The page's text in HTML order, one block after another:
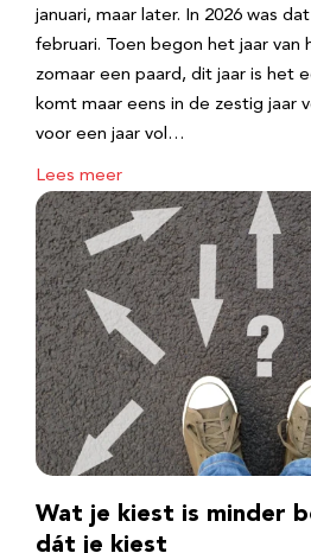
januari, maar later. In 2026 was
februari. Toen begon het jaar van
zomaar een paard, dit jaar is het
komt maar eens in de zestig jaar
voor een jaar vol…
Lees meer
Wat je kiest is minder
dát je kiest